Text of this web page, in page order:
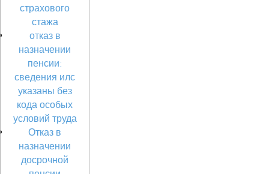
страхового
стажа
отказ в
назначении
пенсии:
сведения илс
указаны без
кода особых
условий труда
Отказ в
назначении
досрочной